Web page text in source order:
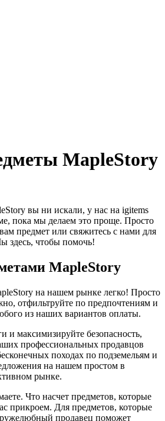
MapleStory
вы ни искали, у нас на igitems
пока мы делаем это проще. Просто
предмет или свяжитесь с нами для
здесь, чтобы помочь!
MapleStory
на нашем рынке легко! Просто
отфильтруйте по предпочтениям и
из наших вариантов оплаты.
и максимизируйте безопасность,
профессиональных продавцов
походах по подземельям и
на нашем простом в
рынке.
Что насчет предметов, которые
прикроем. Для предметов, которые
продавец поможет